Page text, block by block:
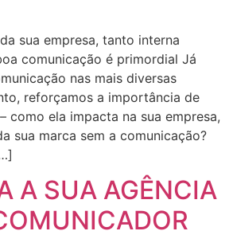
sua empresa, tanto interna
comunicação é primordial Já
nas mais diversas
reforçamos a importância de
como ela impacta na sua empresa,
sua marca sem a comunicação?
A SUA AGÊNCIA